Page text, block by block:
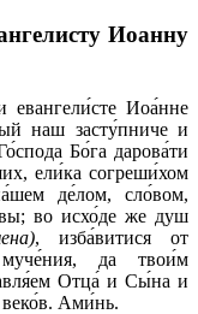
Иоанну
Иоа́нне
наш засту́пниче и
Бо́га дарова́ти
ели́ка согреши́хом
де́лом, сло́вом,
во исхо́де же душ
, изба́витися от
да твои́м
Отца́ и Сы́на и
Ами́нь.